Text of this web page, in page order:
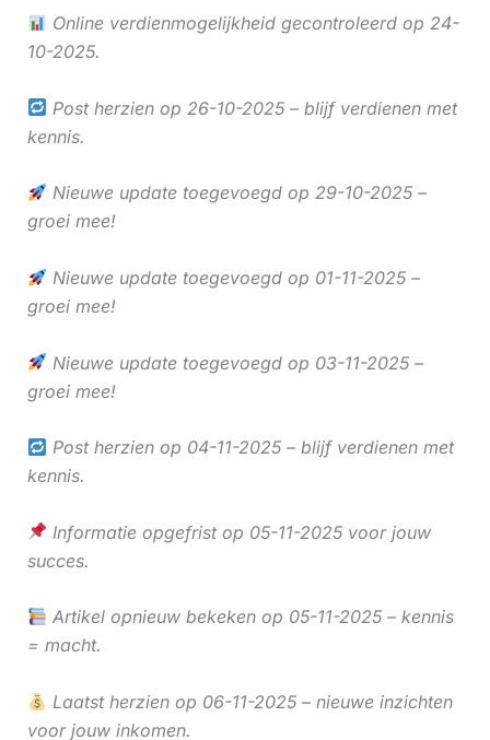
Online verdienmogelijkheid gecontroleerd op 24-
10-2025.
Post herzien op 26-10-2025 – blijf verdienen met
kennis.
Nieuwe update toegevoegd op 29-10-2025 –
groei mee!
Nieuwe update toegevoegd op 01-11-2025 –
groei mee!
Nieuwe update toegevoegd op 03-11-2025 –
groei mee!
Post herzien op 04-11-2025 – blijf verdienen met
kennis.
Informatie opgefrist op 05-11-2025 voor jouw
succes.
Artikel opnieuw bekeken op 05-11-2025 – kennis
= macht.
Laatst herzien op 06-11-2025 – nieuwe inzichten
voor jouw inkomen.